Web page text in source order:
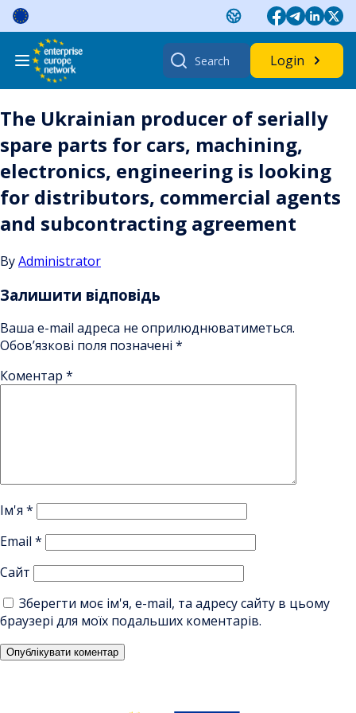
Skip
content
Search
for:
Login
The Ukrainian producer of serially
spare parts for cars, machining,
electronics, engineering is looking
for distributors, commercial agents
and subcontracting agreement
ByAdministrator
Залишити відповідь
Ваша e-mail адреса не оприлюднюватиметься.
Обов’язкові поля позначені *
Коментар *
Ім'я *
Email *
Сайт
Зберегти моє ім'я, e-mail, та адресу сайту в цьому
браузері для моїх подальших коментарів.